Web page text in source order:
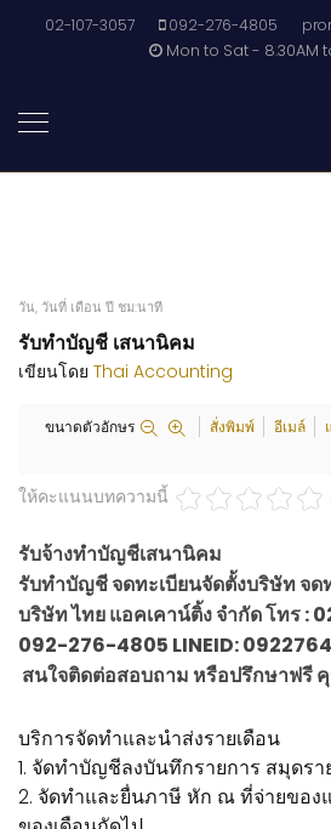
02-107-3057 092-276-4805
Mon to Sat - 8.30AM
วัน, วันที่ เดือน ปี ชม:นาที
รับทำบัญชี เสนานิคม
เขียนโดย Thai Accounting
ขนาดตัวอักษร สั่งพิมพ์ อีเมล์
ให้คะแนนบทความนี้
รับจ้างทำบัญชีเสนานิคม
รับทำบัญชี จดทะเบียนจัดตั้งบริษัท จด
บริษัท ไทย แอคเคาน์ติ้ง จำกัด โทร
092-276-4805 LINEID:
สนใจติดต่อสอบถาม หรือปรึกษาฟรี
บริการจัดทำและนำส่งรายเดือน
1. จัดทำบัญชีลงบันทึกรายการ สมุดรา
2. จัดทำและยื่นภาษี หัก ณ ที่จ่ายของ